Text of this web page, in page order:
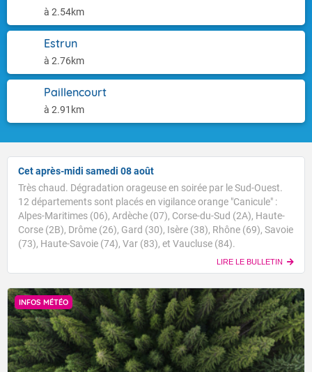
à 2.54km
Estrun
à 2.76km
Paillencourt
à 2.91km
Cet après-midi samedi 08 août
Très chaud. Dégradation orageuse en soirée par le Sud-Ouest.
12 départements sont placés en vigilance orange "Canicule" :
Alpes-Maritimes (06), Ardèche (07), Corse-du-Sud (2A), Haute-
Corse (2B), Drôme (26), Gard (30), Isère (38), Rhône (69), Savoie
(73), Haute-Savoie (74), Var (83), et Vaucluse (84).
LIRE LE BULLETIN
INFOS MÉTÉO